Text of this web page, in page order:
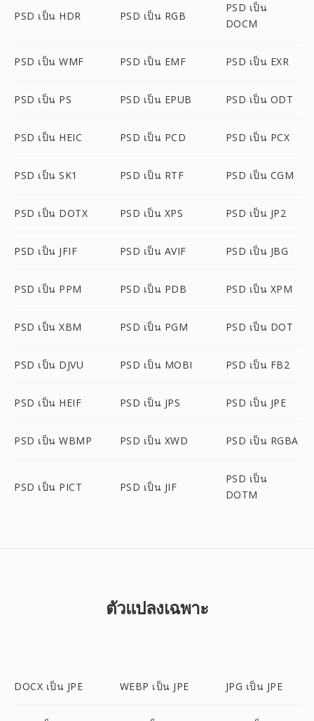
PSD เป็น HDR PSD เป็น RGB
PSD เป็น
DOCM
PSD เป็น WMF PSD เป็น EMF PSD เป็น EXR
PSD เป็น PS PSD เป็น EPUB PSD เป็น ODT
PSD เป็น HEIC PSD เป็น PCD PSD เป็น PCX
PSD เป็น SK1 PSD เป็น RTF PSD เป็น CGM
PSD เป็น DOTX PSD เป็น XPS PSD เป็น JP2
PSD เป็น JFIF PSD เป็น AVIF PSD เป็น JBG
PSD เป็น PPM PSD เป็น PDB PSD เป็น XPM
PSD เป็น XBM PSD เป็น PGM PSD เป็น DOT
PSD เป็น DJVU PSD เป็น MOBI PSD เป็น FB2
PSD เป็น HEIF PSD เป็น JPS PSD เป็น JPE
PSD เป็น WBMP PSD เป็น XWD PSD เป็น RGBA
PSD เป็น PICT PSD เป็น JIF
PSD เป็น
DOTM
ตัวแปลงเฉพาะ
DOCX เป็น JPE WEBP เป็น JPE JPG เป็น JPE